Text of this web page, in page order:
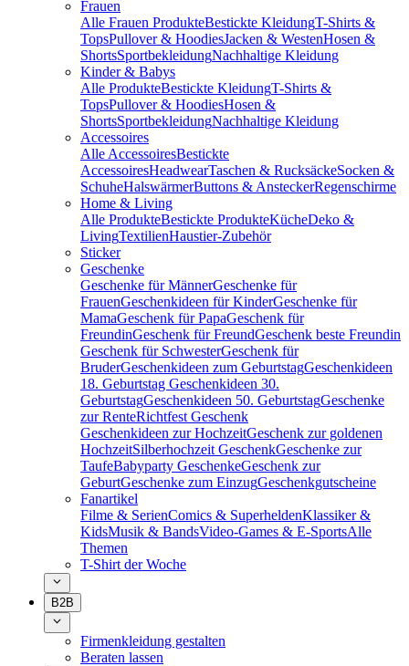
Frauen
Alle Frauen ProdukteBestickte KleidungT-Shirts &
TopsPullover & HoodiesJacken & WestenHosen &
ShortsSportbekleidungNachhaltige Kleidung
Kinder & Babys
Alle ProdukteBestickte KleidungT-Shirts &
TopsPullover & HoodiesHosen &
ShortsSportbekleidungNachhaltige Kleidung
Accessoires
Alle AccessoiresBestickte
AccessoiresHeadwearTaschen & RucksäckeSocken &
SchuheHalswärmerButtons & AnsteckerRegenschirme
Home & Living
Alle ProdukteBestickte ProdukteKücheDeko &
LivingTextilienHaustier-Zubehör
Sticker
Geschenke
Geschenke für MännerGeschenke für
FrauenGeschenkideen für KinderGeschenke für
MamaGeschenk für PapaGeschenk für
FreundinGeschenk für FreundGeschenk beste Freundin
Geschenk für SchwesterGeschenk für
BruderGeschenkideen zum GeburtstagGeschenkideen
18. Geburtstag Geschenkideen 30.
GeburtstagGeschenkideen 50. GeburtstagGeschenke
zur RenteRichtfest Geschenk
Geschenkideen zur HochzeitGeschenk zur goldenen
HochzeitSilberhochzeit GeschenkGeschenke zur
TaufeBabyparty GeschenkeGeschenk zur
GeburtGeschenke zum EinzugGeschenkgutscheine
Fanartikel
Filme & SerienComics & SuperheldenKlassiker &
KidsMusik & BandsVideo-Games & E-SportsAlle
Themen
T-Shirt der Woche
B2B
Firmenkleidung gestalten
Beraten lassen